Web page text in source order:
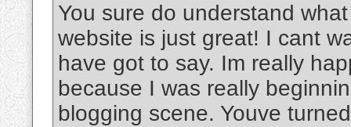
You sure do understand
website is just great! I cant
have got to say. Im really
because I was really
blogging scene. Youve